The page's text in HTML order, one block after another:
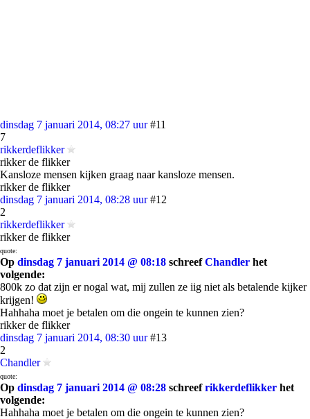
dinsdag 7 januari 2014, 08:27 uur #11
7
rikkerdeflikker
rikker de flikker
Kansloze mensen kijken graag naar kansloze mensen.
rikker de flikker
dinsdag 7 januari 2014, 08:28 uur #12
2
rikkerdeflikker
rikker de flikker
quote:
Op dinsdag 7 januari 2014 @ 08:18 schreefChandler het
volgende:
800k zo dat zijn er nogal wat, mij zullen ze iig niet als betalende kijker
krijgen!
Hahhaha moet je betalen om die ongein te kunnen zien?
rikker de flikker
dinsdag 7 januari 2014, 08:30 uur #13
2
Chandler
quote:
Op dinsdag 7 januari 2014 @ 08:28 schreefrikkerdeflikker het
volgende:
Hahhaha moet je betalen om die ongein te kunnen zien?